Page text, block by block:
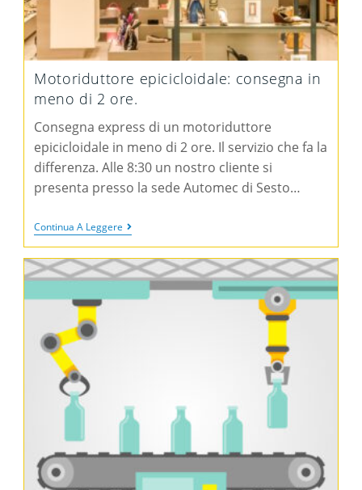
Motoriduttore epicicloidale: consegna in
meno di 2 ore.
Consegna express di un motoriduttore
epicicloidale in meno di 2 ore. Il servizio che fa la
differenza. Alle 8:30 un nostro cliente si
presenta presso la sede Automec di Sesto…
Continua A Leggere